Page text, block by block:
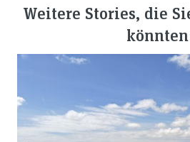
Weitere Stories, die